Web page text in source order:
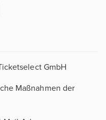
GmbH
Maßnahmen der